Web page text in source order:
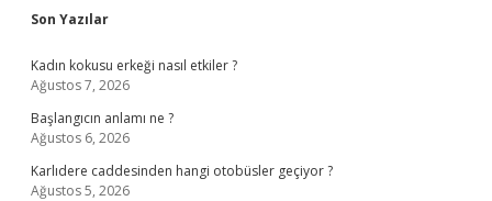
Sidebar
Son Yazılar
Kadın kokusu erkeği nasıl etkiler ?
Ağustos 7, 2026
Başlangıcın anlamı ne ?
Ağustos 6, 2026
Karlıdere caddesinden hangi otobüsler geçiyor ?
Ağustos 5, 2026